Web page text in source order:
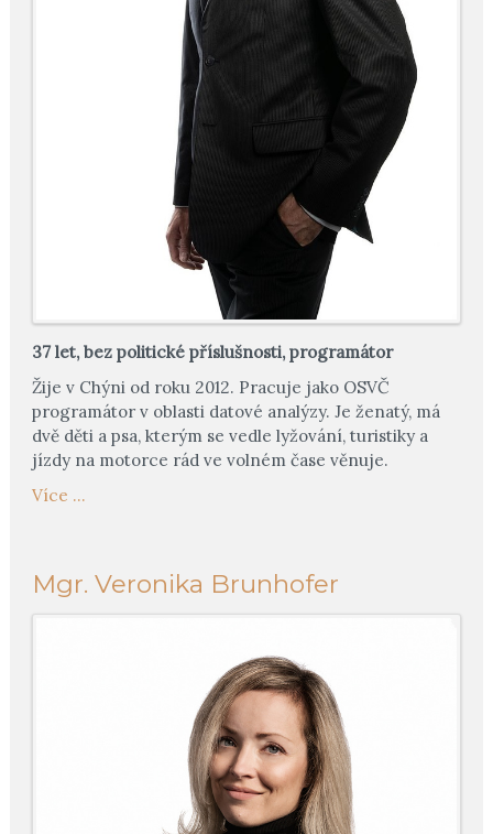
37 let, bez politické příslušnosti, programátor
Žije v Chýni od roku 2012. Pracuje jako OSVČ
programátor v oblasti datové analýzy. Je ženatý, má
dvě děti a psa, kterým se vedle lyžování, turistiky a
jízdy na motorce rád ve volném čase věnuje.
Více ...
Mgr. Veronika Brunhofer